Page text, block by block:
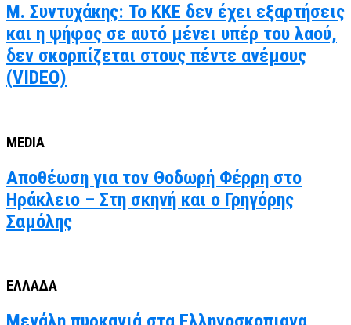
Μ. Συντυχάκης: Το ΚΚΕ δεν έχει εξαρτήσεις
και η ψήφος σε αυτό μένει υπέρ του λαού,
δεν σκορπίζεται στους πέντε ανέμους
(VIDEO)
MEDIA
Αποθέωση για τον Θοδωρή Φέρρη στο
Ηράκλειο – Στη σκηνή και ο Γρηγόρης
Σαμόλης
ΕΛΛΑΔΑ